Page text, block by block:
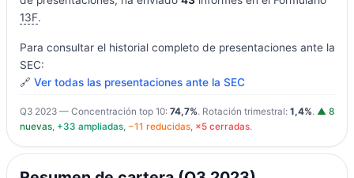
13F.
Para consultar el historial completo de presentaciones ante la
SEC:
🔗 Ver todas las presentaciones ante la SEC
Q3 2023 — Concentración top 10: 74,7%. Rotación trimestral: 1,4%. ▲ 8
nuevas, +33 ampliadas, −11 reducidas, ×5 cerradas.